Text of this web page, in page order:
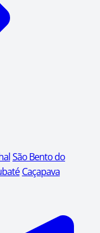
São Bento do
Caçapava